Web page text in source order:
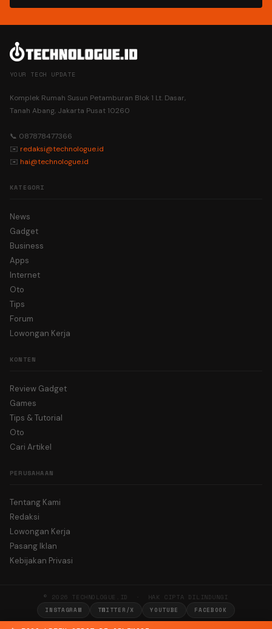
YOUR TECH UPDATE
Komplek Rumah Susun Petamburan Blok 1 Lt. Dasar,
Tanah Abang, Jakarta Pusat 10260
📞 087878477366
✉️ redaksi@technologue.id
✉️ hai@technologue.id
KATEGORI
News
Gadget
Business
Apps
Internet
Oto
Tips
Forum
Lowongan Kerja
KONTEN
Review Gadget
Games
Tips & Tutorial
Oto
Cari Artikel
PERUSAHAAN
Tentang Kami
Redaksi
Lowongan Kerja
Pasang Iklan
Kebijakan Privasi
© 2026 TECHNOLOGUE.ID · HAK CIPTA DILINDUNGI
INSTAGRAM TWITTER/X YOUTUBE FACEBOOK